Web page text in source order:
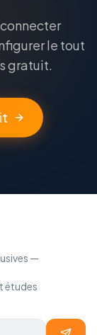
le tout
gratuit.
—
études